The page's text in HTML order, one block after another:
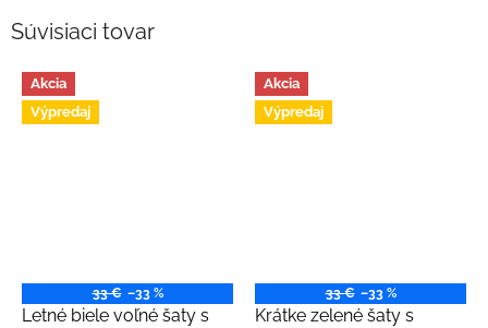
Súvisiaci tovar
Akcia
Výpredaj
33 € –33 %
Letné biele voľné šaty s
Akcia
Výpredaj
33 € –33 %
Krátke zelené šaty s